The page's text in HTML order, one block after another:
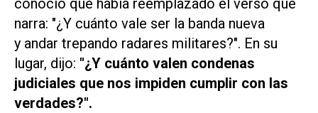
conoció que había reemplazado el verso que
narra: "¿Y cuánto vale ser la banda nueva
y andar trepando radares militares?". En su
lugar, dijo: "¿Y cuánto valen condenas
judiciales que nos impiden cumplir con las
verdades?".